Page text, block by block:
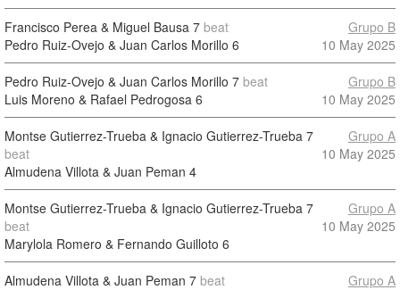
Francisco Perea & Miguel Bausa 7 beat
Pedro Ruiz-Ovejo & Juan Carlos Morillo 6
Grupo B
10 May 2025
Pedro Ruiz-Ovejo & Juan Carlos Morillo 7 beat
Luis Moreno & Rafael Pedrogosa 6
Grupo B
10 May 2025
Montse Gutierrez-Trueba & Ignacio Gutierrez-Trueba 7
beat
Almudena Villota & Juan Peman 4
Grupo A
10 May 2025
Montse Gutierrez-Trueba & Ignacio Gutierrez-Trueba 7
beat
Marylola Romero & Fernando Guilloto 6
Grupo A
10 May 2025
Almudena Villota & Juan Peman 7 beat
Grupo A